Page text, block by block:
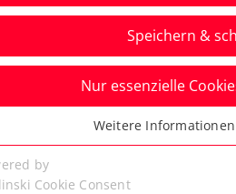
Aktuelle
Speichern &
Nur essenzielle
Cookies werden für
benötigt. Dadurch ist
Weitere
by
Cookie Consent